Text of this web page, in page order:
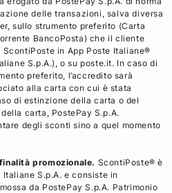
F
a
c
e
b
o
o
k
T
w
i
t
t
e
r
L
i
n
k
e
d
n
M
delle transazioni, salva diversa
sullo strumento preferito (Carta
BancoPosta) che il cliente
in App Poste Italiane®
S.p.A.), o su poste.it. In caso di
preferito, l’accredito sarà
alla carta con cui è stata
di estinzione della carta o del
carta, PostePay S.p.A.
degli sconti sino a quel momento
promozionale. ScontiPoste® è
S.p.A. e consiste in
da PostePay S.p.A. Patrimonio